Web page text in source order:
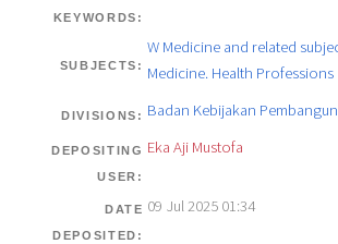
KEYWORDS:
SUBJECTS:
W Medicine and related
Medicine. Health Professions
DIVISIONS: Badan Kebijakan
DEPOSITING
USER:
Eka Aji Mustofa
DATE
DEPOSITED:
09 Jul 2025 01:34